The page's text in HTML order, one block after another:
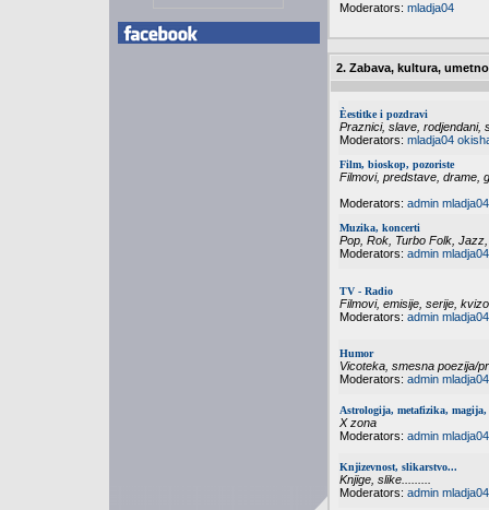
Moderators: mladja04
2. Zabava, kultura,
Èestitke i pozdravi
Praznici, slave, rodjendani,
Moderators: mladja04
Film, bioskop, pozoriste
Filmovi, predstave, drame,
Moderators: admin mladja04
Muzika, koncerti
Pop, Rok, Turbo Folk,
Moderators: admin mladja04
TV - Radio
Filmovi, emisije, serije,
Moderators: admin mladja04
Humor
Vicoteka, smesna poezija/
Moderators: admin mladja04
Astrologija, metafizika,
X zona
Moderators: admin mladja04
Knjizevnost, slikarstvo...
Knjige, slike.........
Moderators: admin mladja04